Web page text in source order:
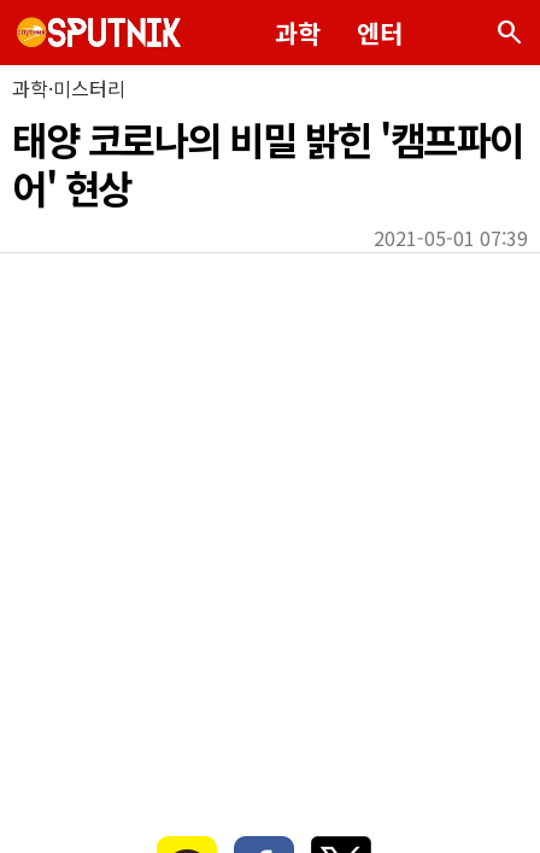
과학 엔터 search
과학·미스터리
태양 코로나의 비밀 밝힌 '캠프파이
어' 현상
2021-05-01 07:39